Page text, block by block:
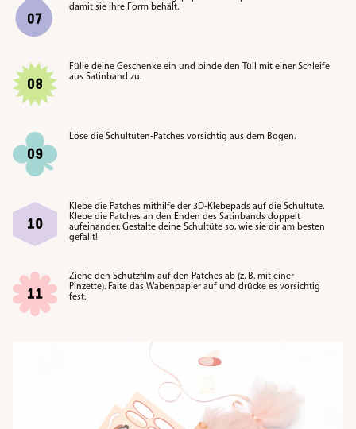
damit sie ihre Form behält.
Fülle deine Geschenke ein und binde den Tüll mit einer Schleife
aus Satinband zu.
Löse die Schultüten-Patches vorsichtig aus dem Bogen.
Klebe die Patches mithilfe der 3D-Klebepads auf die Schultüte.
Klebe die Patches an den Enden des Satinbands doppelt
aufeinander. Gestalte deine Schultüte so, wie sie dir am besten
gefällt!
Ziehe den Schutzfilm auf den Patches ab (z. B. mit einer
Pinzette). Falte das Wabenpapier auf und drücke es vorsichtig
fest.